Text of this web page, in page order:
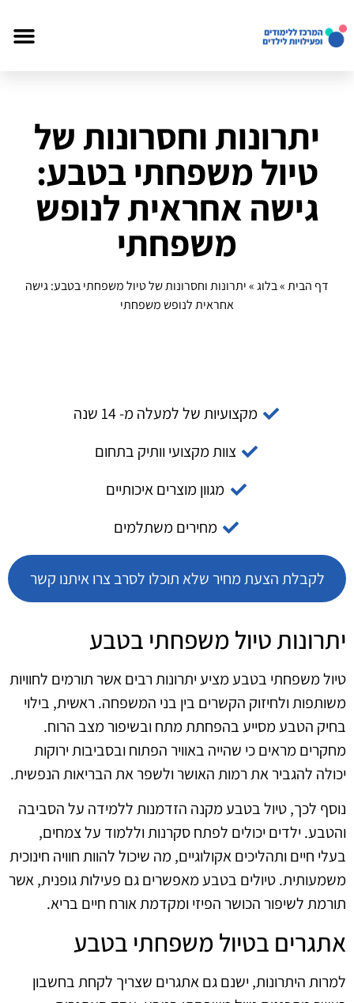
יתרונות וחסרונות של
טיול משפחתי בטבע:
גישה אחראית לנופש
משפחתי
דף הבית»בלוג»יתרונות וחסרונות של טיול משפחתי בטבע: גישה
אחראית לנופש משפחתי
מקצועיות של למעלה מ- 14 שנה
צוות מקצועי וותיק בתחום
מגוון מוצרים איכותיים
מחירים משתלמים
לקבלת הצעת מחיר שלא תוכלו לסרב צרו איתנו קשר
יתרונות טיול משפחתי בטבע
טיול משפחתי בטבע מציע יתרונות רבים אשר תורמים לחוויות
משותפות ולחיזוק הקשרים בין בני המשפחה. ראשית, בילוי
בחיק הטבע מסייע בהפחתת מתח ובשיפור מצב הרוח.
מחקרים מראים כי שהייה באוויר הפתוח ובסביבות ירוקות
יכולה להגביר את רמות האושר ולשפר את הבריאות הנפשית.
נוסף לכך, טיול בטבע מקנה הזדמנות ללמידה על הסביבה
והטבע. ילדים יכולים לפתח סקרנות וללמוד על צמחים,
בעלי חיים ותהליכים אקולוגיים, מה שיכול להוות חוויה חינוכית
משמעותית. טיולים בטבע מאפשרים גם פעילות גופנית, אשר
תורמת לשיפור הכושר הפיזי ומקדמת אורח חיים בריא.
אתגרים בטיול משפחתי בטבע
למרות היתרונות, ישנם גם אתגרים שצריך לקחת בחשבון